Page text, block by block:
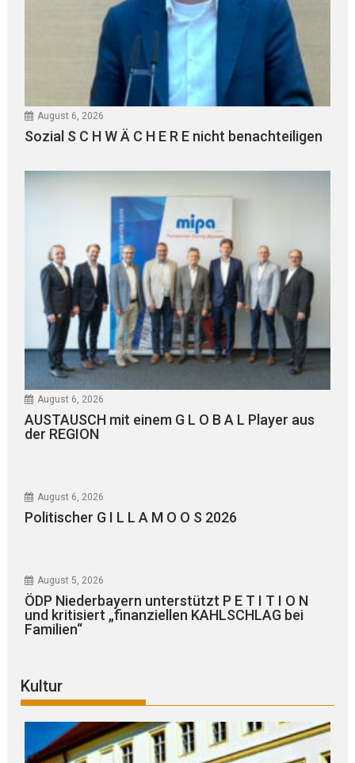
August 6, 2026
Sozial S C H W Ä C H E R E nicht benachteiligen
August 6, 2026
AUSTAUSCH mit einem G L O B A L Player aus
der REGION
August 6, 2026
Politischer G I L L A M O O S 2026
August 5, 2026
ÖDP Niederbayern unterstützt P E T I T I O N
und kritisiert „finanziellen KAHLSCHLAG bei
Familien“
Kultur